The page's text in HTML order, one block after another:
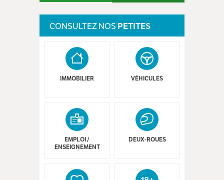
CONSULTEZ NOS PETITES
ANNONCES
IMMOBILIER VÉHICULES
EMPLOI /
ENSEIGNEMENT
DEUX-ROUES